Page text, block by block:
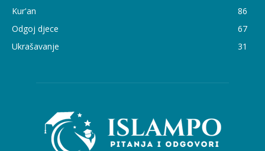
Kur'an
86
Odgoj djece
67
Ukrašavanje
31